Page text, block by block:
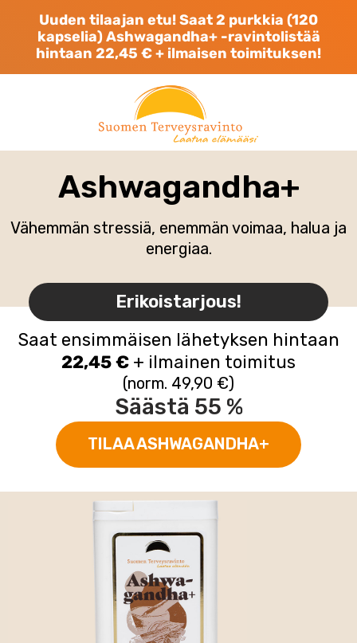
content
Uuden tilaajan etu! Saat 2 purkkia (120
kapselia) Ashwagandha+ -ravintolistää
hintaan 22,45 € + ilmaisen toimituksen!
Ashwagandha+
Vähemmän stressiä, enemmän voimaa, halua ja
energiaa.
Erikoistarjous!
Saat ensimmäisen lähetyksen hintaan
22,45 € + ilmainen toimitus
(norm. 49,90 €)
Säästä 55 %
TILAA ASHWAGANDHA+